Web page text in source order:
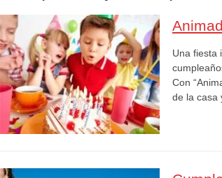
Una fiesta
Con
de la casa